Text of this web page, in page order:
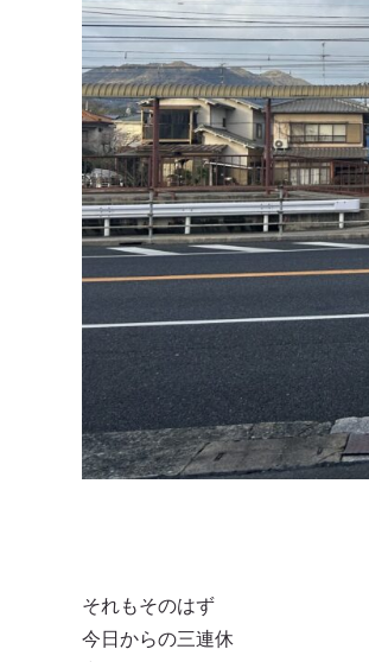
それもそのはず
今日からの三連休